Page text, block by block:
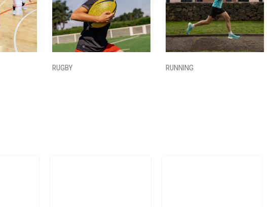
RUGBY RUNNING